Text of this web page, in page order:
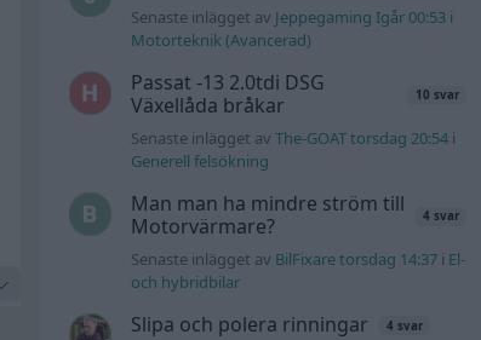
Senaste inlägget av Jeppegaming Igår 00:53 i
Motorteknik (Avancerad)
Passat -13 2.0tdi DSG
Växellåda bråkar
10 svar
Senaste inlägget avThe-GOAT torsdag 20:54 i
Generell felsökning
Man man ha mindre ström till
Motorvärmare?
4 svar
Senaste inlägget av BilFixare torsdag 14:37 i El-
och hybridbilar
Slipa och polera rinningar 4 svar